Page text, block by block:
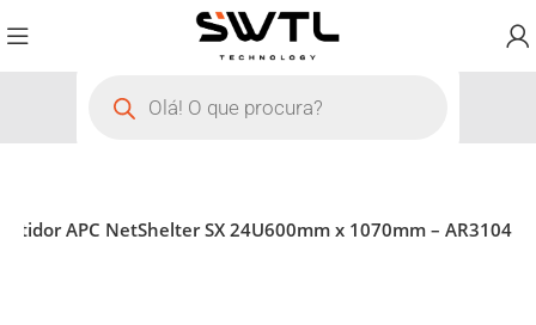
APC NetShelter SX 24U600mm x 1070mm – AR3104